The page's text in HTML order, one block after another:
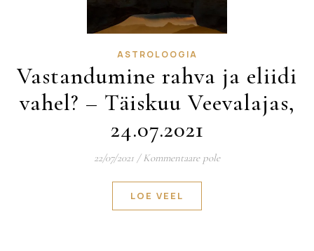
ASTROLOOGIA
Vastandumine rahva ja eliidi
vahel? – Täiskuu Veevalajas,
24.07.2021
22/07/2021 / Kommentaare pole
LOE VEEL